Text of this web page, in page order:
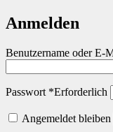
Anmelden
Benutzername oder E-
Passwort *Erforderlich
Angemeldet bleiben